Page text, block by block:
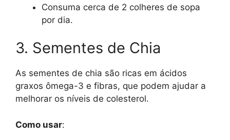
Consuma cerca de 2 colheres de sopa
por dia.
3. Sementes de Chia
As sementes de chia são ricas em ácidos
graxos ômega-3 e fibras, que podem ajudar a
melhorar os níveis de colesterol.
Como usar: